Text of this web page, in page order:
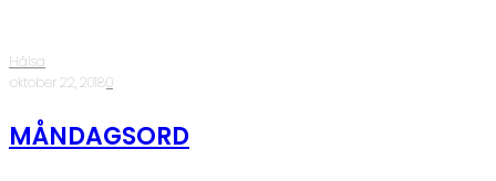
Hälsa
·oktober 22, 2018·0
MÅNDAGSORD